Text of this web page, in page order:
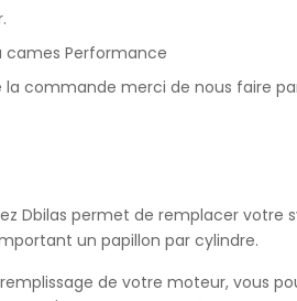
cames Performance
la commande merci de nous faire
Dbilas permet de remplacer votre
un papillon par cylindre.
de votre moteur, vous